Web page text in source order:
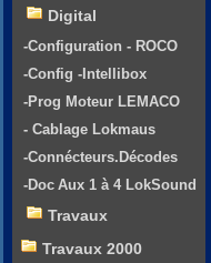
Digital
-Configuration - ROCO
-Config -Intellibox
-Prog Moteur LEMACO
- Cablage Lokmaus
-Connécteurs.Décodes
-Doc Aux 1 à 4 LokSound
Travaux
Travaux 2000